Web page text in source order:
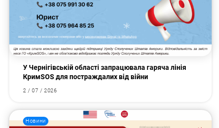
У Чернігівській області запрацювала гаряча лінія
КримSOS для постраждалих від війни
2 / 07 / 2026
Новини